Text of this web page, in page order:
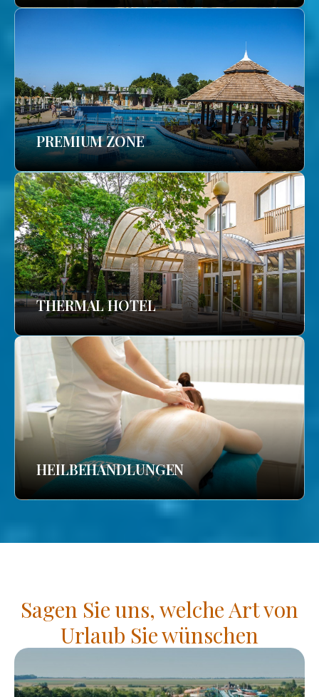
PREMIUM ZONE
THERMAL HOTEL
HEILBEHANDLUNGEN
Sagen Sie uns, welche Art von
Urlaub Sie wünschen